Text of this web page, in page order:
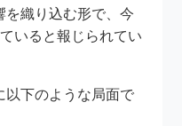
を織り込む形で、今
いると報じられてい
以下のような局面で